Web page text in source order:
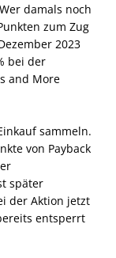
damals noch
zum Zug
2023
bei der
and More
sammeln.
von Payback
später
der Aktion jetzt
entsperrt